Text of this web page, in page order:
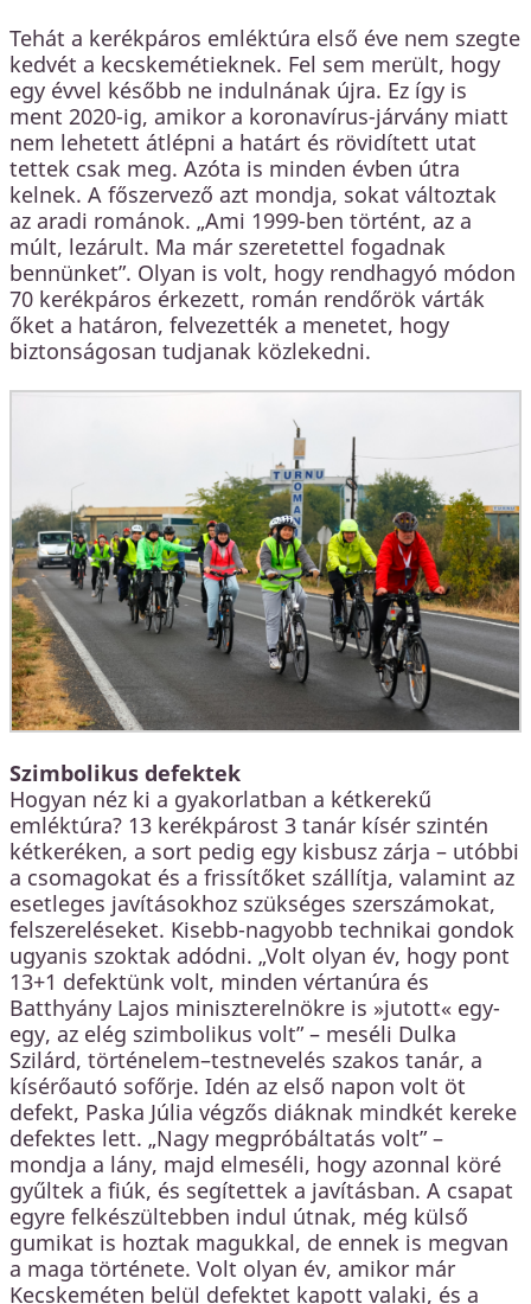
Tehát a kerékpáros emléktúra első éve nem szegte
kedvét a kecskemétieknek. Fel sem merült, hogy
egy évvel később ne indulnának újra. Ez így is
ment 2020-ig, amikor a koronavírus-járvány miatt
nem lehetett átlépni a határt és rövidített utat
tettek csak meg. Azóta is minden évben útra
kelnek. A főszervező azt mondja, sokat változtak
az aradi románok. „Ami 1999-ben történt, az a
múlt, lezárult. Ma már szeretettel fogadnak
bennünket”. Olyan is volt, hogy rendhagyó módon
70 kerékpáros érkezett, román rendőrök várták
őket a határon, felvezették a menetet, hogy
biztonságosan tudjanak közlekedni.
Szimbolikus defektek
Hogyan néz ki a gyakorlatban a kétkerekű
emléktúra? 13 kerékpárost 3 tanár kísér szintén
kétkeréken, a sort pedig egy kisbusz zárja – utóbbi
a csomagokat és a frissítőket szállítja, valamint az
esetleges javításokhoz szükséges szerszámokat,
felszereléseket. Kisebb-nagyobb technikai gondok
ugyanis szoktak adódni. „Volt olyan év, hogy pont
13+1 defektünk volt, minden vértanúra és
Batthyány Lajos miniszterelnökre is »jutott« egy-
egy, az elég szimbolikus volt” – meséli Dulka
Szilárd, történelem–testnevelés szakos tanár, a
kísérőautó sofőrje. Idén az első napon volt öt
defekt, Paska Júlia végzős diáknak mindkét kereke
defektes lett. „Nagy megpróbáltatás volt” –
mondja a lány, majd elmeséli, hogy azonnal köré
gyűltek a fiúk, és segítettek a javításban. A csapat
egyre felkészültebben indul útnak, még külső
gumikat is hoztak magukkal, de ennek is megvan
a maga története. Volt olyan év, amikor már
Kecskeméten belül defektet kapott valaki, és a